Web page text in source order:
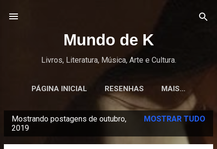
Mundo de K
Livros, Literatura, Música, Arte e Cultura.
PÁGINA INICIAL RESENHAS MAIS…
Mostrando postagens de outubro,
2019
MOSTRAR TUDO